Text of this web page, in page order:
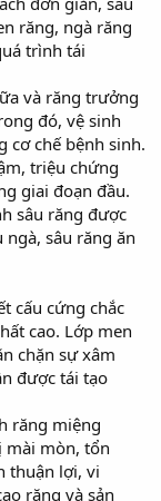
răng, ngà răng
trình tái
và răng trưởng
đó, vệ sinh
cơ chế bệnh sinh.
triệu chứng
giai đoạn đầu.
sâu răng được
sâu răng ăn
cấu cứng chắc
cao. Lớp men
chặn sự xâm
được tái tạo
răng miệng
mài mòn, tổn
thuận lợi, vi
răng và sản